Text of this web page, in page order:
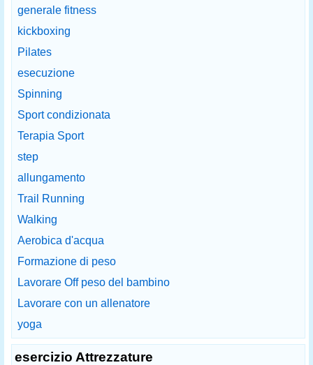
generale fitness
kickboxing
Pilates
esecuzione
Spinning
Sport condizionata
Terapia Sport
step
allungamento
Trail Running
Walking
Aerobica d'acqua
Formazione di peso
Lavorare Off peso del bambino
Lavorare con un allenatore
yoga
esercizio Attrezzature